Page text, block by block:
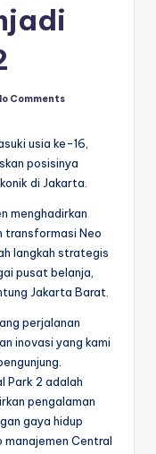
Comments
usia ke-16,
posisinya
di Jakarta.
menghadirkan
transformasi Neo
langkah strategis
pusat belanja,
Jakarta Barat.
perjalanan
inovasi yang kami
Park 2 adalah
pengalaman
gaya hidup
manajemen Central